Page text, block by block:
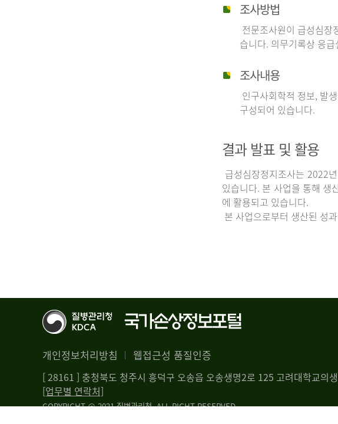
조사방법
전문조사원이 급성심장
습니다. 의무기록상 응
조사내용
인구사회학적 정보, 발
구성되어 있습니다.
결과 발표 및 활용
급성심장정지조사는 2022
있습니다. 본 사업을 통해 생
에 활용되고 있습니다.
본 사업으로부터 생산된 성
개인정보처리방침 웹접근성 품질인증
[ 28161 ] 충청북도 청주시 흥덕구 오송읍 오송생명2로 125 고려대학교의
[업무별 연락처]
COPYRIGHT @ 2021 질병관리청. ALL RIGHT RESERVED